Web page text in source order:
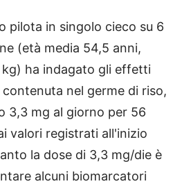
pilota in singolo cieco su 6
(età media 54,5 anni,
kg) ha indagato gli effetti
nel germe di riso,
3,3 mg al giorno per 56
valori registrati all'inizio
la dose di 3,3 mg/die è
alcuni biomarcatori